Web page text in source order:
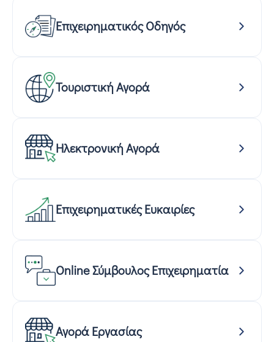
Επιχειρηματικός Οδηγός
Τουριστική Αγορά
Ηλεκτρονική Αγορά
Επιχειρηματικές Ευκαιρίες
Online Σύμβουλος Επιχειρηματία
Αγορά Εργασίας